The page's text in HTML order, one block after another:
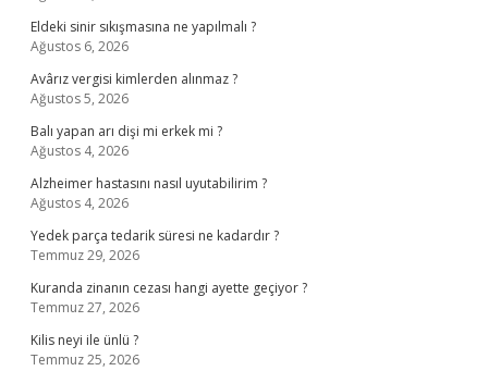
Eldeki sinir sıkışmasına ne yapılmalı ?
Ağustos 6, 2026
Avârız vergisi kimlerden alınmaz ?
Ağustos 5, 2026
Balı yapan arı dişi mi erkek mi ?
Ağustos 4, 2026
Alzheimer hastasını nasıl uyutabilirim ?
Ağustos 4, 2026
Yedek parça tedarik süresi ne kadardır ?
Temmuz 29, 2026
Kuranda zinanın cezası hangi ayette geçiyor ?
Temmuz 27, 2026
Kilis neyi ile ünlü ?
Temmuz 25, 2026